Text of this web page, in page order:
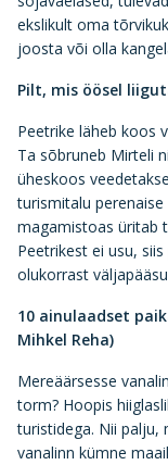
ekslikult oma
joosta või olla
Pilt, mis öösel
Peetrike läheb koos
Ta sõbruneb Mirteli
üheskoos
turismitalu
magamistoas üritab
Peetrikest ei usu,
olukorrast
10 ainulaadset
Mihkel Reha)
Mereäärsesse
torm? Hoopis
turistidega. Nii palju,
vanalinn kümne